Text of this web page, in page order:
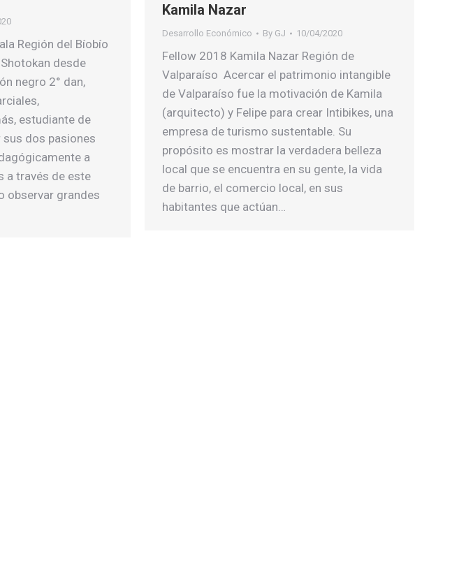
Región del Bíobío
desde
negro 2° dan,
estudiante de
dos pasiones
a
a través de este
observar grandes
Kamila Nazar
Desarrollo Económico By GJ 10/04/2020
Fellow 2018 Kamila Nazar Región de
Valparaíso Acercar el patrimonio intangible
de Valparaíso fue la motivación de Kamila
(arquitecto) y Felipe para crear Intibikes, una
empresa de turismo sustentable. Su
propósito es mostrar la verdadera belleza
local que se encuentra en su gente, la vida
de barrio, el comercio local, en sus
habitantes que actúan…